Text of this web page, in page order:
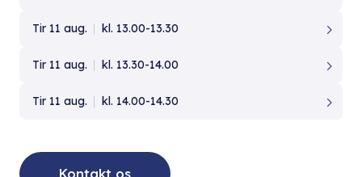
Tir 11 aug. kl. 13.00-13.30
Tir 11 aug. kl. 13.30-14.00
Tir 11 aug. kl. 14.00-14.30
Kontakt os